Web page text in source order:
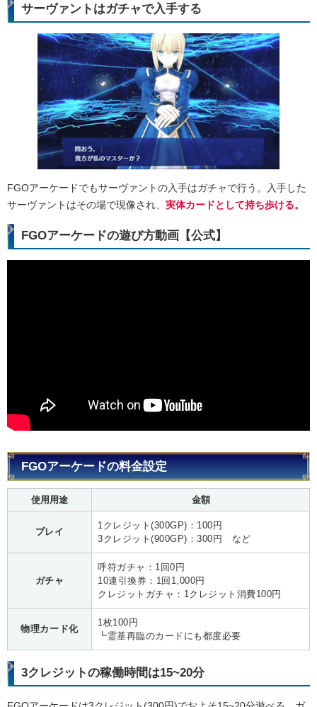
サーヴァントはガチャで入手する
FGOアーケードでもサーヴァントの入手はガチャで行う。入手した
サーヴァントはその場で現像され、 実体カードとして持ち歩ける。
FGOアーケードの遊び方動画【公式】
FGOアーケードの料金設定
使用用途 金額
プレイ
1クレジット(300GP)：100円
3クレジット(900GP)：300円 など
ガチャ
呼符ガチャ：1回0円
10連引換券：1回1,000円
クレジットガチャ：1クレジット消費100円
物理カード化
1枚100円
┗霊基再臨のカードにも都度必要
3クレジットの稼働時間は15~20分